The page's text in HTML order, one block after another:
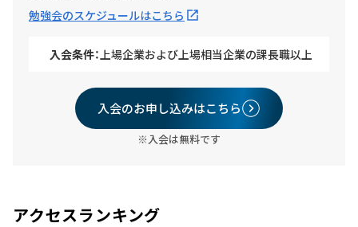
勉強会のスケジュールはこちら
入会条件： 上場企業および上場相当企業の課長職以上
入会のお申し込みはこちら
※入会は無料です
アクセスランキング